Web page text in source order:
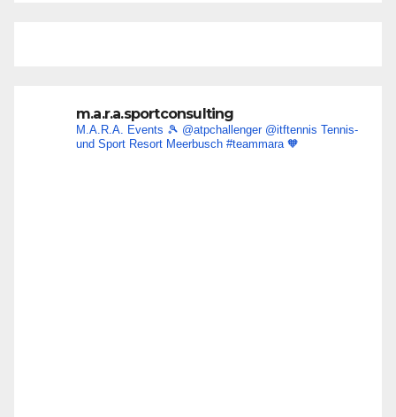
m.a.r.a.sportconsulting
M.A.R.A. Events 🎾 @atpchallenger @itftennis Tennis-
und Sport Resort Meerbusch #teammara 🧡